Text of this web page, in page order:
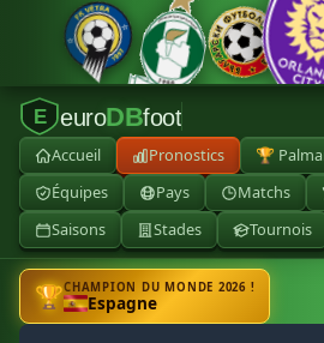
E euroDBfoot
Accueil Pronostics 🏆
Équipes
Pays Matchs
Saisons
Stades Tournois
🏆CHAMPION DU MONDE 2026 !
Espagne